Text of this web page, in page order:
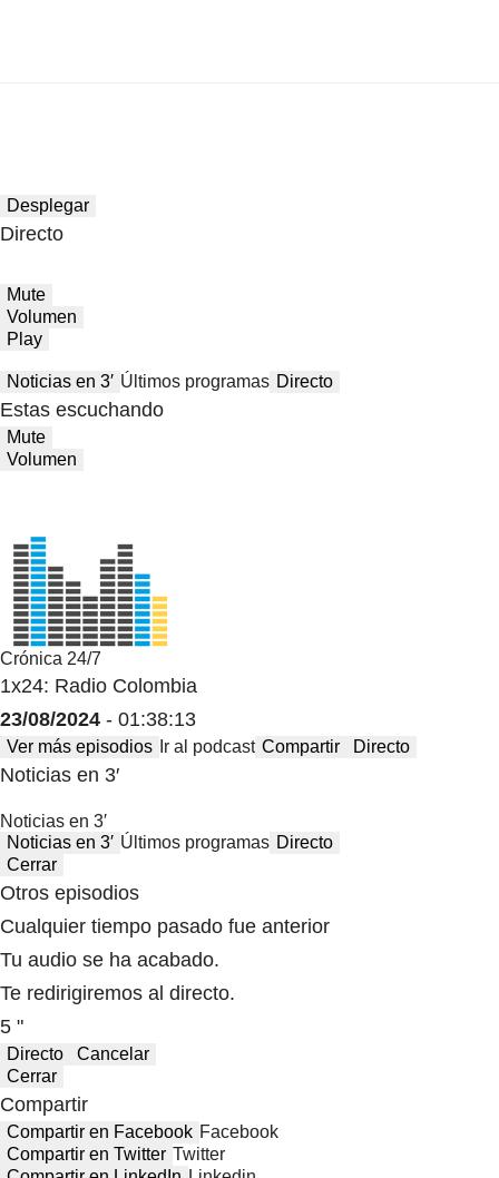
Desplegar
Directo
Mute
Volumen
Play
Noticias en 3′ Últimos programas Directo
Estas escuchando
Mute
Volumen
Crónica 24/7
1x24: Radio Colombia
23/08/2024 - 01:38:13
Ver más episodios Ir al podcast Compartir Directo
Noticias en 3′
Noticias en 3′
Noticias en 3′ Últimos programas Directo
Cerrar
Otros episodios
Cualquier tiempo pasado fue anterior
Tu audio se ha acabado.
Te redirigiremos al directo.
5 "
Directo
Cancelar
Cerrar
Compartir
Compartir en Facebook Facebook
Compartir en Twitter Twitter